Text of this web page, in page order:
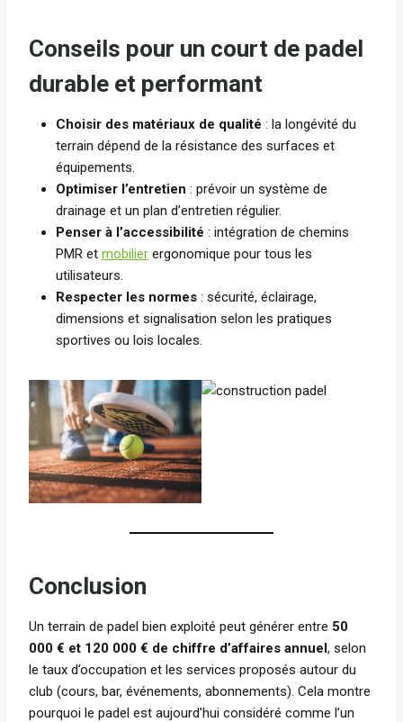
Conseils pour un court de padel
durable et performant
Choisir des matériaux de qualité : la longévité du
terrain dépend de la résistance des surfaces et
équipements.
Optimiser l’entretien : prévoir un système de
drainage et un plan d’entretien régulier.
Penser à l’accessibilité : intégration de chemins
PMR et mobilier ergonomique pour tous les
utilisateurs.
Respecter les normes : sécurité, éclairage,
dimensions et signalisation selon les pratiques
sportives ou lois locales.
Conclusion
Un terrain de padel bien exploité peut générer entre 50
000 € et 120 000 € de chiffre d’affaires annuel, selon
le taux d’occupation et les services proposés autour du
club (cours, bar, événements, abonnements). Cela montre
pourquoi le padel est aujourd’hui considéré comme l’un